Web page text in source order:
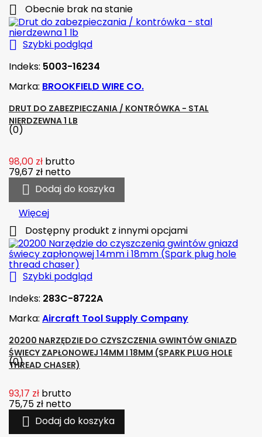
 Obecnie brak na stanie
 Szybki podgląd
Indeks: 5003-16234
Marka: BROOKFIELD WIRE CO.
DRUT DO ZABEZPIECZANIA / KONTRÓWKA - STAL
NIERDZEWNA 1 LB
(0)
98,00 zł brutto
79,67 zł netto
 Dodaj do koszyka
Więcej
 Dostępny produkt z innymi opcjami
 Szybki podgląd
Indeks: 283C-8722A
Marka: Aircraft Tool Supply Company
20200 NARZĘDZIE DO CZYSZCZENIA GWINTÓW GNIAZD
ŚWIECY ZAPŁONOWEJ 14MM I 18MM (SPARK PLUG HOLE
THREAD CHASER)
(0)
93,17 zł brutto
75,75 zł netto
 Dodaj do koszyka